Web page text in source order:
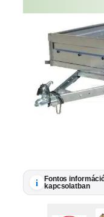
i
Fontos
kapcsolatban